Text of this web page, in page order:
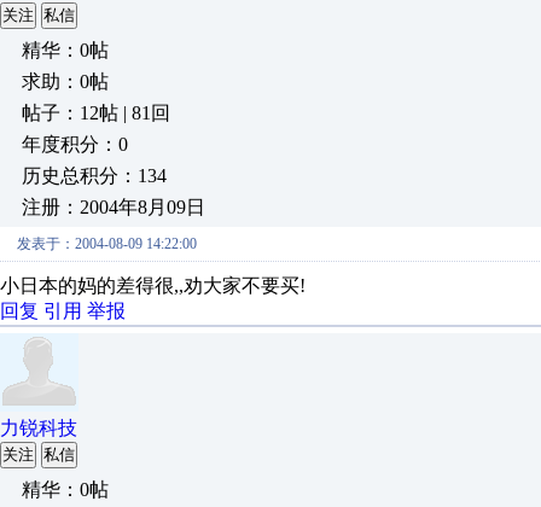
关注 私信
精华：0帖
求助：0帖
帖子：12帖 | 81回
年度积分：0
历史总积分：134
注册：2004年8月09日
发表于：2004-08-09 14:22:00
小日本的妈的差得很,,劝大家不要买!
回复 引用 举报
力锐科技
关注 私信
精华：0帖